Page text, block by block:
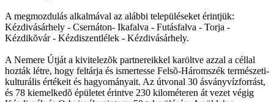
A megmozdulás alkalmával az alábbi településeket érintjük:
Kézdivásárhely - Csernáton- Ikafalva - Futásfalva - Torja -
Kézdikõvár - Kézdiszentlélek - Kézdivásárhely.
A Nemere Útját a kivitelezõk partnereikkel karöltve azzal a céllal
hozták létre, hogy feltárja és ismertesse Felsõ-Háromszék természeti-
kulturális értékeit és hagyományait. Az útvonal 30 ásványvízforrást,
és 78 kiemelkedõ épületet érintve 230 kilométeren át vezet végig